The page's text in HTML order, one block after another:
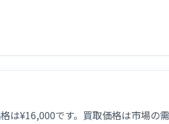
は¥16,000です。買取価格は市場の